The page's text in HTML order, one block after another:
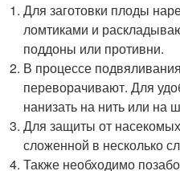
Для заготовки плоды
ломтиками и
поддоны или противни.
В процессе
переворачивают. Для
нанизать на нить или на
Для защиты от
сложенной в несколько
Также необходимо